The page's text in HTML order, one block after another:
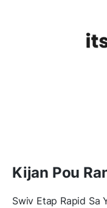
Kijan Pou
Swiv Etap Rapid Sa